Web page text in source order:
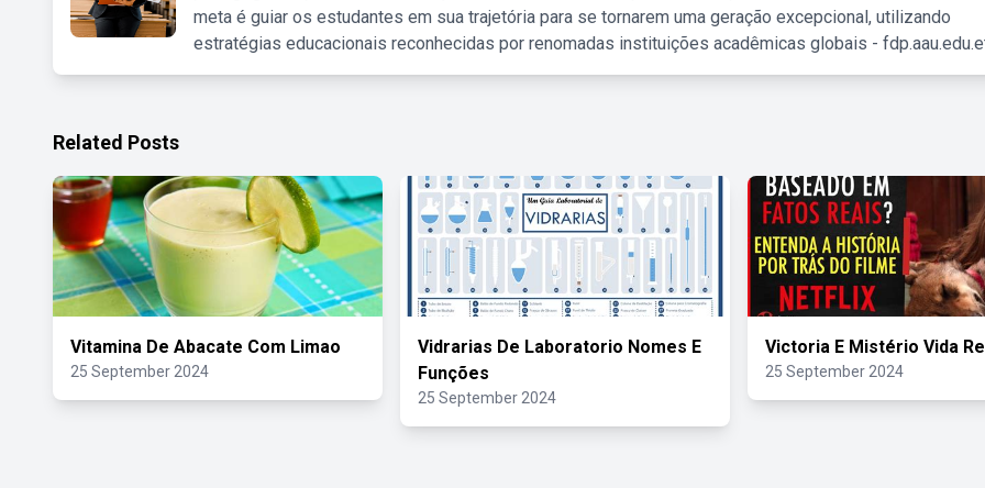
meta é guiar os estudantes em sua trajetória para se tornarem uma geração excepcional, utilizando
estratégias educacionais reconhecidas por renomadas instituições acadêmicas globais -
Related Posts
Vitamina De Abacate Com Limao
25 September 2024
Vidrarias De Laboratorio Nomes E
Funções
25 September 2024
Victoria E Mistério Vida
25 September 2024